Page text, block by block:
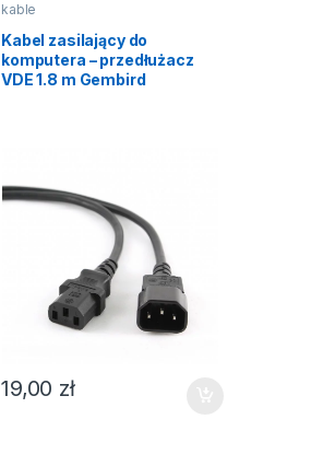
kable
Kabel zasilający do
komputera – przedłużacz
VDE 1.8 m Gembird
19,00 zł